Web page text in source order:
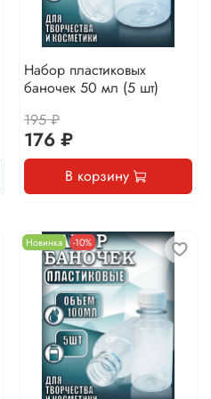
Набор пластиковых
баночек 50 мл (5 шт)
195 ₽
176 ₽
В корзину
Новинка -10%